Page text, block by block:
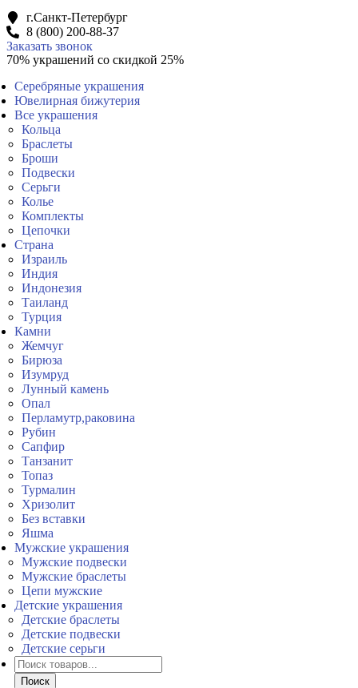
г.Санкт-Петербург
8 (800) 200-88-37
Заказать звонок
70% украшений со скидкой 25%
Серебряные украшения
Ювелирная бижутерия
Все украшения
Кольца
Браслеты
Броши
Подвески
Серьги
Колье
Комплекты
Цепочки
Страна
Израиль
Индия
Индонезия
Таиланд
Турция
Камни
Жемчуг
Бирюза
Изумруд
Лунный камень
Опал
Перламутр,раковина
Рубин
Сапфир
Танзанит
Топаз
Турмалин
Хризолит
Без вставки
Яшма
Мужские украшения
Мужские подвески
Мужские браслеты
Цепи мужские
Детские украшения
Детские браслеты
Детские подвески
Детские серьги
Поиск
товаров
Поиск